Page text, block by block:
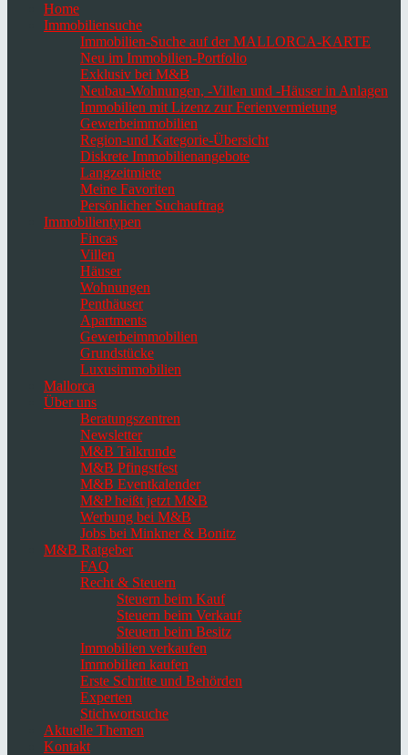
Home
Immobiliensuche
Immobilien-Suche auf der MALLORCA-KARTE
Neu im Immobilien-Portfolio
Exklusiv bei M&B
Neubau-Wohnungen, -Villen und -Häuser in Anlagen
Immobilien mit Lizenz zur Ferienvermietung
Gewerbeimmobilien
Region-und Kategorie-Übersicht
Diskrete Immobilienangebote
Langzeitmiete
Meine Favoriten
Persönlicher Suchauftrag
Immobilientypen
Fincas
Villen
Häuser
Wohnungen
Penthäuser
Apartments
Gewerbeimmobilien
Grundstücke
Luxusimmobilien
Mallorca
Über uns
Beratungszentren
Newsletter
M&B Talkrunde
M&B Pfingstfest
M&B Eventkalender
M&P heißt jetzt M&B
Werbung bei M&B
Jobs bei Minkner & Bonitz
M&B Ratgeber
FAQ
Recht & Steuern
Steuern beim Kauf
Steuern beim Verkauf
Steuern beim Besitz
Immobilien verkaufen
Immobilien kaufen
Erste Schritte und Behörden
Experten
Stichwortsuche
Aktuelle Themen
Kontakt